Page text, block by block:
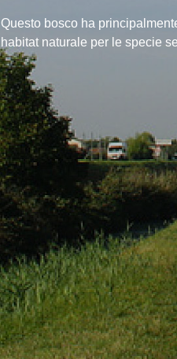
Questo bosco ha
habitat naturale per le specie